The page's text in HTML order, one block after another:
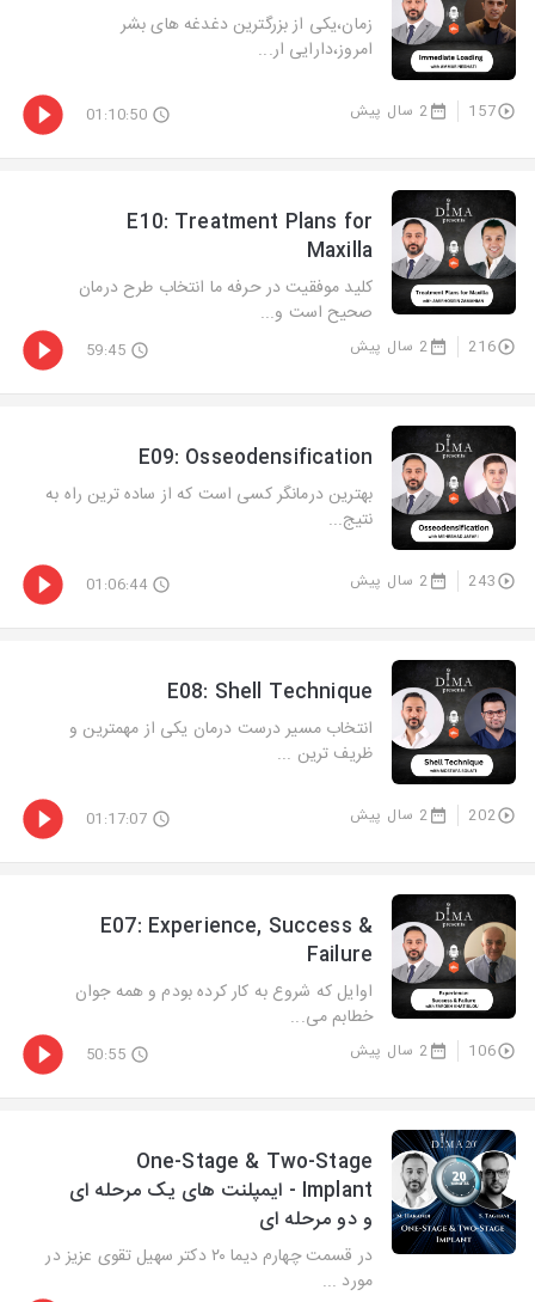
زمان،یکی از بزرگترین دغدغه های بشر
امروز،دارایی ار...
157 2 سال پیش 01:10:50
E10: Treatment Plans for
Maxilla
کلید موفقیت در حرفه ما انتخاب طرح درمان
صحیح است و...
216 2 سال پیش 59:45
E09: Osseodensification
بهترین درمانگر کسی است که از ساده ترین راه به
نتیج...
243 2 سال پیش 01:06:44
E08: Shell Technique
انتخاب مسیر درست درمان یکی از مهمترین و
ظریف ترین ...
202 2 سال پیش 01:17:07
E07: Experience, Success &
Failure
اوایل که شروع به کار کرده بودم و همه جوان
خطابم می...
106 2 سال پیش 50:55
One-Stage & Two-Stage
Implant - ایمپلنت های یک مرحله ای
و دو مرحله ای
در قسمت چهارم دیما ۲۰ دکتر سهیل تقوی عزیز در
مورد ...